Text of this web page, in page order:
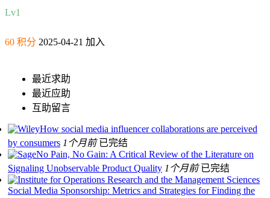
Lv1
60 积分 2025-04-21 加入
最近求助
最近应助
互助留言
How social media influencer collaborations are perceived
by consumers 1个月前 已完结
No Pain, No Gain: A Critical Review of the Literature on
Signaling Unobservable Product Quality 1个月前 已完结
Social Media Sponsorship: Metrics and Strategies for Finding the